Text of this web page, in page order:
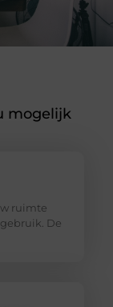
mogelijk
ruimte
De